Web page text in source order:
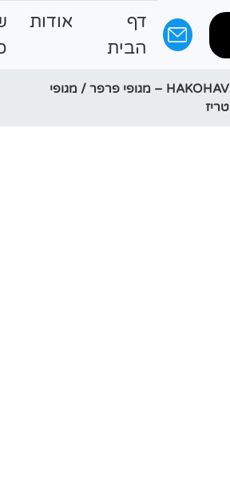
דף
הבית
אודות
HAKOHAV – מגופי פרפר / מגופי
טריז